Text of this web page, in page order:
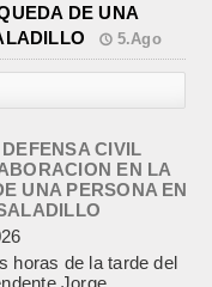
DE UNA
5.Ago
CIVIL
UNA PERSONA EN
horas de la tarde del
Jorge
por parte de su